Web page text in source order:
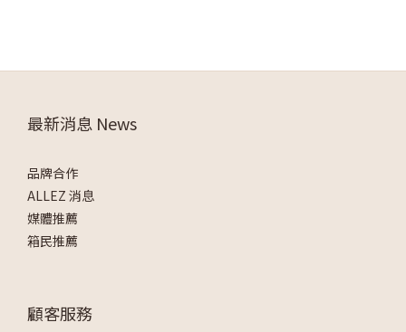
最新消息 News
品牌合作
ALLEZ 消息
媒體推薦
箱民推薦
顧客服務